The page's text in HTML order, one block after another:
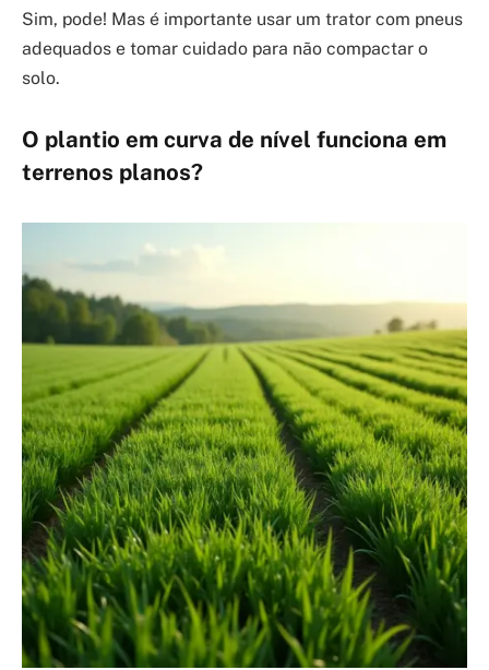
Sim, pode! Mas é importante usar um trator com pneus
adequados e tomar cuidado para não compactar o
solo.
O plantio em curva de nível funciona em
terrenos planos?